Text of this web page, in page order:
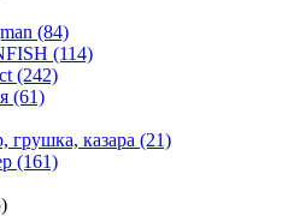
(84)
(114)
(242)
(61)
грушка, казара (21)
(161)